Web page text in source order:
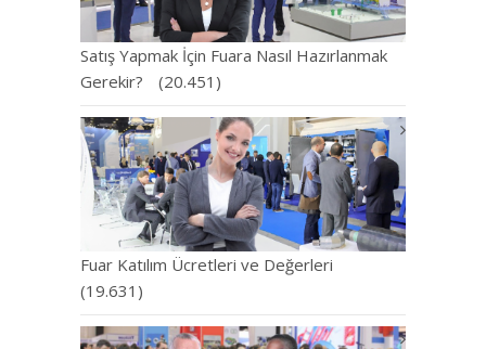
Satış Yapmak İçin Fuara Nasıl Hazırlanmak
Gerekir?
(20.451)
Fuar Katılım Ücretleri ve Değerleri
(19.631)